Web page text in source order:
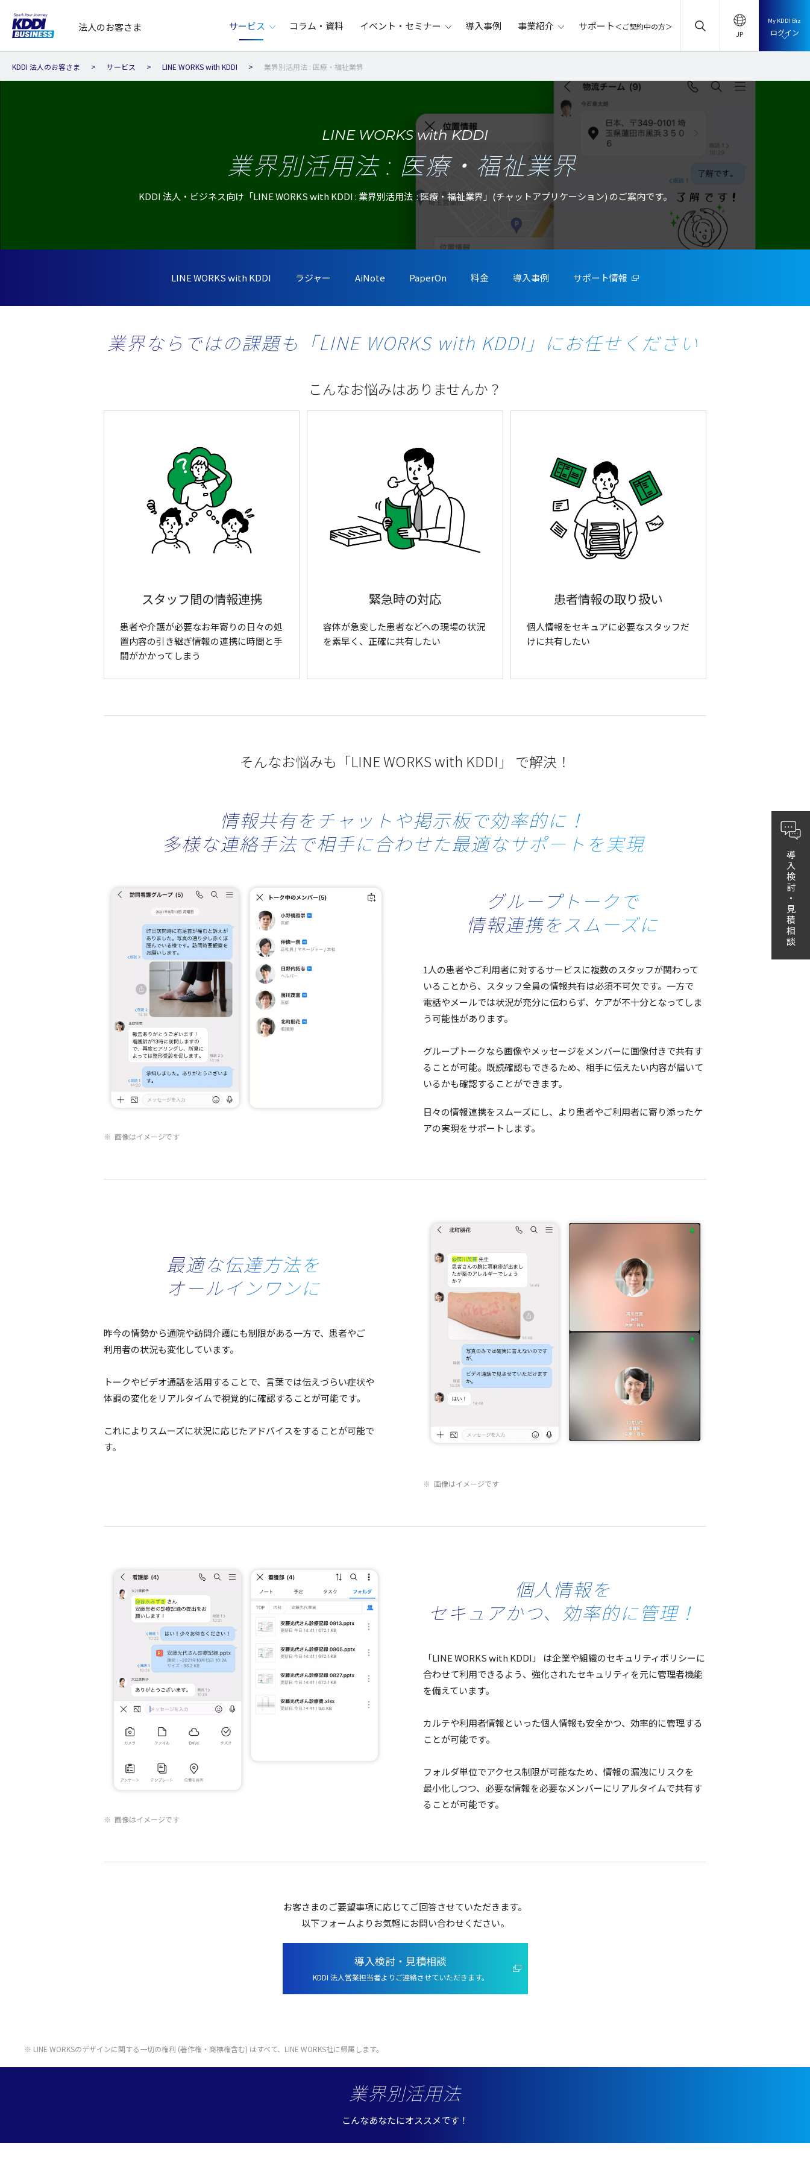
法人のお客さま サービス コラム・資料 イベント・セミナー 導入事例 事業紹介 サポート＜ご契約中の方＞
My KDDI Biz
ログイン
KDDI 法人のお客さま サービス LINE WORKS with KDDI 業界別活用法 : 医療・福祉業界
LINE WORKS with KDDI
業界別活用法 : 医療・福祉業界
KDDI 法人・ビジネス向け「LINE WORKS with KDDI : 業界別活用法 : 医療・福祉業界」(チャットアプリケーション) のご案内です。
LINE WORKS with KDDI ラジャー AiNote PaperOn 料金 導入事例 サポート情報
業界ならではの課題も「LINE WORKS with KDDI」にお任せください
こんなお悩みはありませんか？
スタッフ間の情報連携
患者や介護が必要なお年寄りの日々の処
置内容の引き継ぎ情報の連携に時間と手
間がかかってしまう
緊急時の対応
容体が急変した患者などへの現場の状況
を素早く、正確に共有したい
患者情報の取り扱い
個人情報をセキュアに必要なスタッフだ
けに共有したい
そんなお悩みも「LINE WORKS with KDDI」 で解決！
情報共有をチャットや掲示板で効率的に！
多様な連絡手法で相手に合わせた最適なサポートを実現
※ 画像はイメージです
グループトークで
情報連携をスムーズに
1人の患者やご利用者に対するサービスに複数のスタッフが関わって
いることから、 スタッフ全員の情報共有は必須不可欠です。 一方で
電話やメールでは状況が充分に伝わらず、 ケアが不十分となってしま
う可能性があります。
グループトークなら画像やメッセージを メンバーに画像付きで共有す
ることが可能。 既読確認もできるため、 相手に伝えたい内容が届いて
いるかも確認することができます。
日々の情報連携をスムーズにし、より患者やご利用者に寄り添ったケ
アの実現をサポートします。
最適な伝達方法を
オールインワンに
昨今の情勢から通院や訪問介護にも制限がある一方で、 患者やご
利用者の状況も変化しています。
トークやビデオ通話を活用することで、 言葉では伝えづらい症状や
体調の変化を リアルタイムで視覚的に確認することが可能です。
これにより スムーズに状況に応じたアドバイスをすることが可能で
す。
※ 画像はイメージです
※ 画像はイメージです
個人情報を
セキュアかつ、効率的に管理！
「LINE WORKS with KDDI」 は企業や組織のセキュリティポリシーに
合わせて利用できるよう、 強化されたセキュリティを元に管理者機能
を備えています。
カルテや利用者情報といった個人情報も安全かつ、 効率的に管理する
ことが可能です。
フォルダ単位でアクセス制限が可能なため、 情報の漏洩にリスクを
最小化しつつ、 必要な情報を必要なメンバーにリアルタイムで共有す
ることが可能です。
お客さまのご要望事項に応じてご回答させていただきます。
以下フォームよりお気軽にお問い合わせください。
導入検討・見積相談
KDDI 法人営業担当者よりご連絡させていただきます。
※ LINE WORKSのデザインに関する一切の権利 (著作権・商標権含む) はすべて、LINE WORKS社に帰属します。
業界別活用法
こんなあなたにオススメです！
導入検討・見積相談